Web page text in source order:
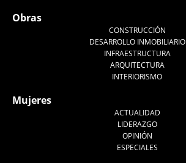
Obras
CONSTRUCCIÓN
DESARROLLO INMOBILIARIO
INFRAESTRUCTURA
ARQUITECTURA
INTERIORISMO
Mujeres
ACTUALIDAD
LIDERAZGO
OPINIÓN
ESPECIALES